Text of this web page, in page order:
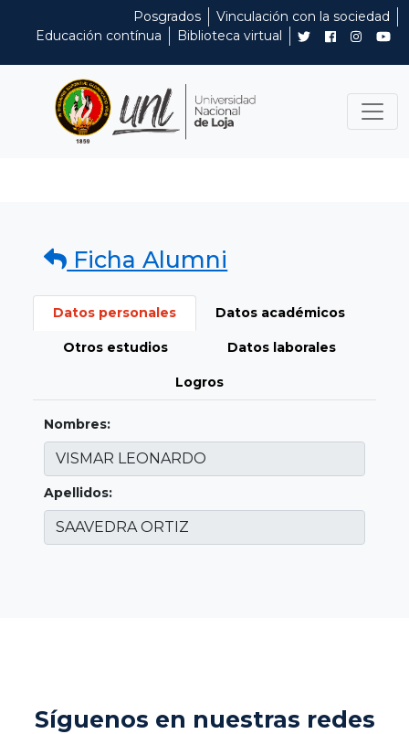
Posgrados
Vinculación con la sociedad
Educación contínua
Biblioteca virtual
Ficha Alumni
Datos personales Datos académicos
Otros estudios Datos laborales
Logros
Nombres:
Apellidos:
Síguenos en nuestras redes